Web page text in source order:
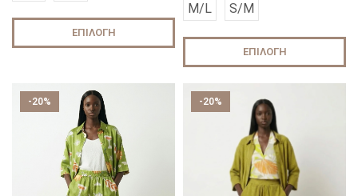
ΕΠΙΛΟΓΉ
M/L S/M
ΕΠΙΛΟΓΉ
-20% -20%